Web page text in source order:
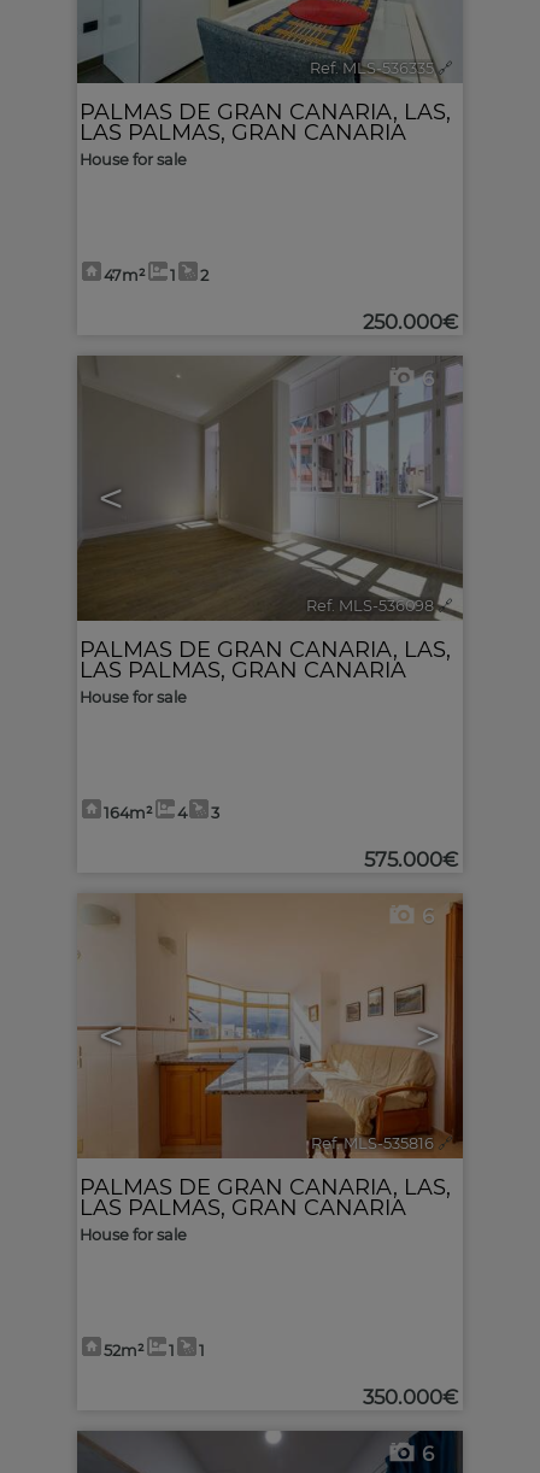
Ref. MLS-536335 🔗
PALMAS DE GRAN CANARIA, LAS,
LAS PALMAS, GRAN CANARIA
House for sale
47m² 1 2
250.000€
< >
6
Ref. MLS-536098 🔗
PALMAS DE GRAN CANARIA, LAS,
LAS PALMAS, GRAN CANARIA
House for sale
164m² 4 3
575.000€
< >
6
Ref. MLS-535816 🔗
PALMAS DE GRAN CANARIA, LAS,
LAS PALMAS, GRAN CANARIA
House for sale
52m² 1 1
350.000€
6